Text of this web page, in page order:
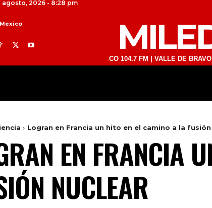
agosto, 2026 - 8:28 pm
Mexico
98.9 FM | ATLACOMULCO 104.7 FM | VALLE DE BRAVO 93.5
Logran en Francia un hito en el camino a la
EN FRANCIA
NUCLEAR